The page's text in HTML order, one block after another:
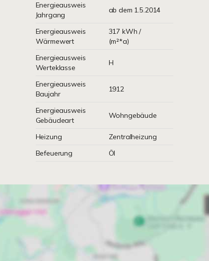
Energieausweis
Jahrgang
ab dem 1.5.2014
Energieausweis
Wärmewert
317 kWh /
(m²*a)
Energieausweis
Werteklasse
H
Energieausweis
Baujahr
1912
Energieausweis
Gebäudeart
Wohngebäude
Heizung
Zentralheizung
Befeuerung
Öl